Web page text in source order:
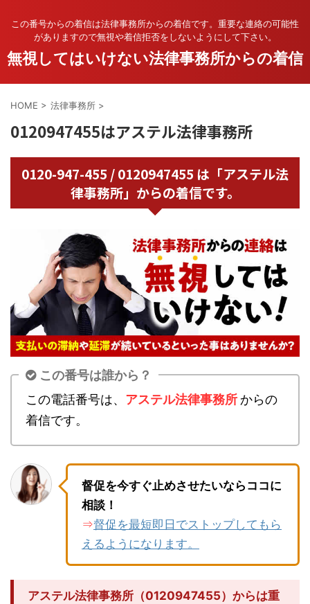
この番号からの着信は法律事務所からの着信です。重要な連絡の可能性
がありますので無視や着信拒否をしないようにして下さい。
無視してはいけない法律事務所からの着信
HOME > 法律事務所 >
0120947455はアステル法律事務所
0120-947-455 / 0120947455 は「アステル法
律事務所」からの着信です。
この番号は誰から？
この電話番号は、 アステル法律事務所からの
着信です。
督促を今すぐ止めさせたいならココに
相談！
⇒督促を最短即日でストップしてもら
えるようになります。
アステル法律事務所（0120947455）からは重